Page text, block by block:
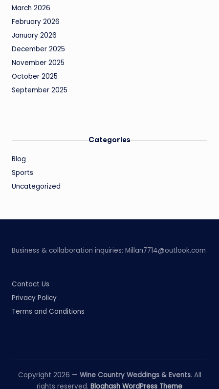
March 2026
February 2026
January 2026
December 2025
November 2025
October 2025
September 2025
Categories
Blog
Sports
Uncategorized
Business & collaboration inquiries: Millan7714@outlook.com
Contact Us
Privacy Policy
Terms and Conditions
Copyright 2026 — Wine Country Weddings & Events. All
rights reserved. Bloghash WordPress Theme